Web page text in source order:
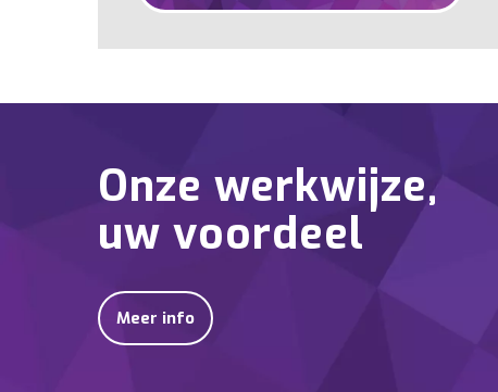
Onze werkwijze,
uw voordeel
Meer info